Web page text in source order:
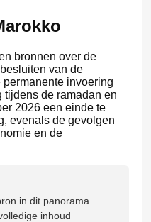
bronnen over de
van de
invoering
tijdens de ramadan en
2026 een einde te
evenals de gevolgen
en de
in dit panorama
inhoud